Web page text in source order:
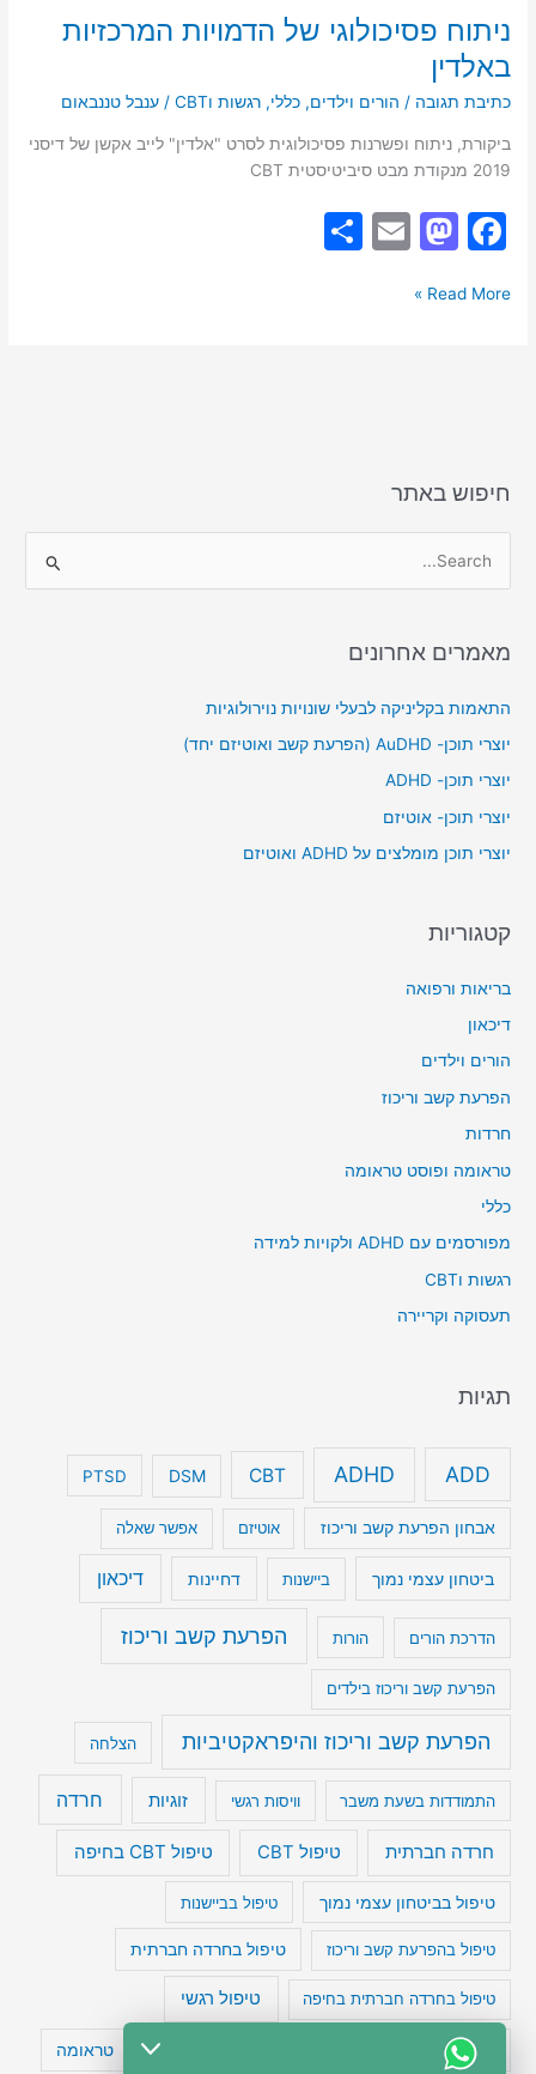
ניתוח פסיכולוגי של הדמויות המרכזיות
באלדין
כתיבת תגובה / הורים וילדים,כללי,רגשות וCBT /ענבל טננבאום
ביקורת, ניתוח ופשרנות פסיכולוגית לסרט "אלדין" לייב אקשן של דיסני
2019 מנקודת מבט סיביטיסטית CBT
F
c
k
M
st
E
Read More »
חיפוש באתר
r
o
r
:
מאמרים אחרונים
התאמות בקליניקה לבעלי שונויות נוירולוגיות
יוצרי תוכן- AuDHD (הפרעת קשב ואוטיזם יחד)
יוצרי תוכן- ADHD
יוצרי תוכן- אוטיזם
יוצרי תוכן מומלצים על ADHD ואוטיזם
קטגוריות
בריאות ורפואה
דיכאון
הורים וילדים
הפרעת קשב וריכוז
חרדות
טראומה ופוסט טראומה
כללי
מפורסמים עם ADHD ולקויות למידה
רגשות וCBT
תעסוקה וקריירה
תגיות
ADD
ADHD
CBT
DSM
PTSD
אבחון הפרעת קשב וריכוז אוטיזם אפשר שאלה
ביטחון עצמי נמוך ביישנות דחיינות דיכאון
הדרכת הורים הורות הפרעת קשב וריכוז
הפרעת קשב וריכוז בילדים
הפרעת קשב וריכוז והיפראקטיביות הצלחה
התמודדות בשעת משבר וויסות רגשי זוגיות חרדה
חרדה חברתית טיפול CBT טיפול CBT בחיפה
טיפול בביטחון עצמי נמוך טיפול בביישנות
טיפול בהפרעת קשב וריכוז טיפול בחרדה חברתית
טיפול בחרדה חברתית בחיפה טיפול רגשי
טיפול תרופתי להפרעת קשב טעויות חשיבה טראומה